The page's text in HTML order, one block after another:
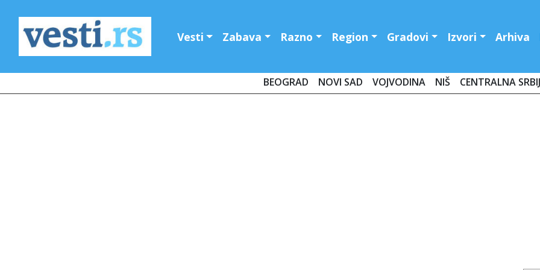
Vesti Zabava Razno Region Gradovi Izvori Arhiva
BEOGRAD NOVI SAD VOJVODINA NIŠ CENTRALNA